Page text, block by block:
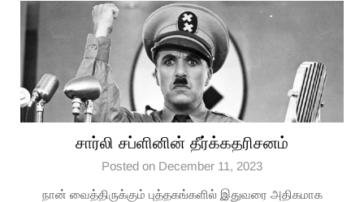
சார்லி சப்ளினின் தீர்க்கதரிசனம்
Posted on December 11, 2023
நான் வைத்திருக்கும் புத்தகங்களில் இதுவரை அதிகமாக